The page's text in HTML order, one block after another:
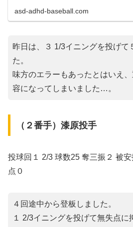
asd-adhd-baseball.com
昨日は、３ 1/3イニングを投げて
た。
味方のエラーもあったとはいえ
容になってしまいました…。
（２番手）漆原投手
投球回１ 2/3 球数25 奪三振２ 被
点０
４回途中から登板しました。
１ 2/3イニングを投げて無失点に